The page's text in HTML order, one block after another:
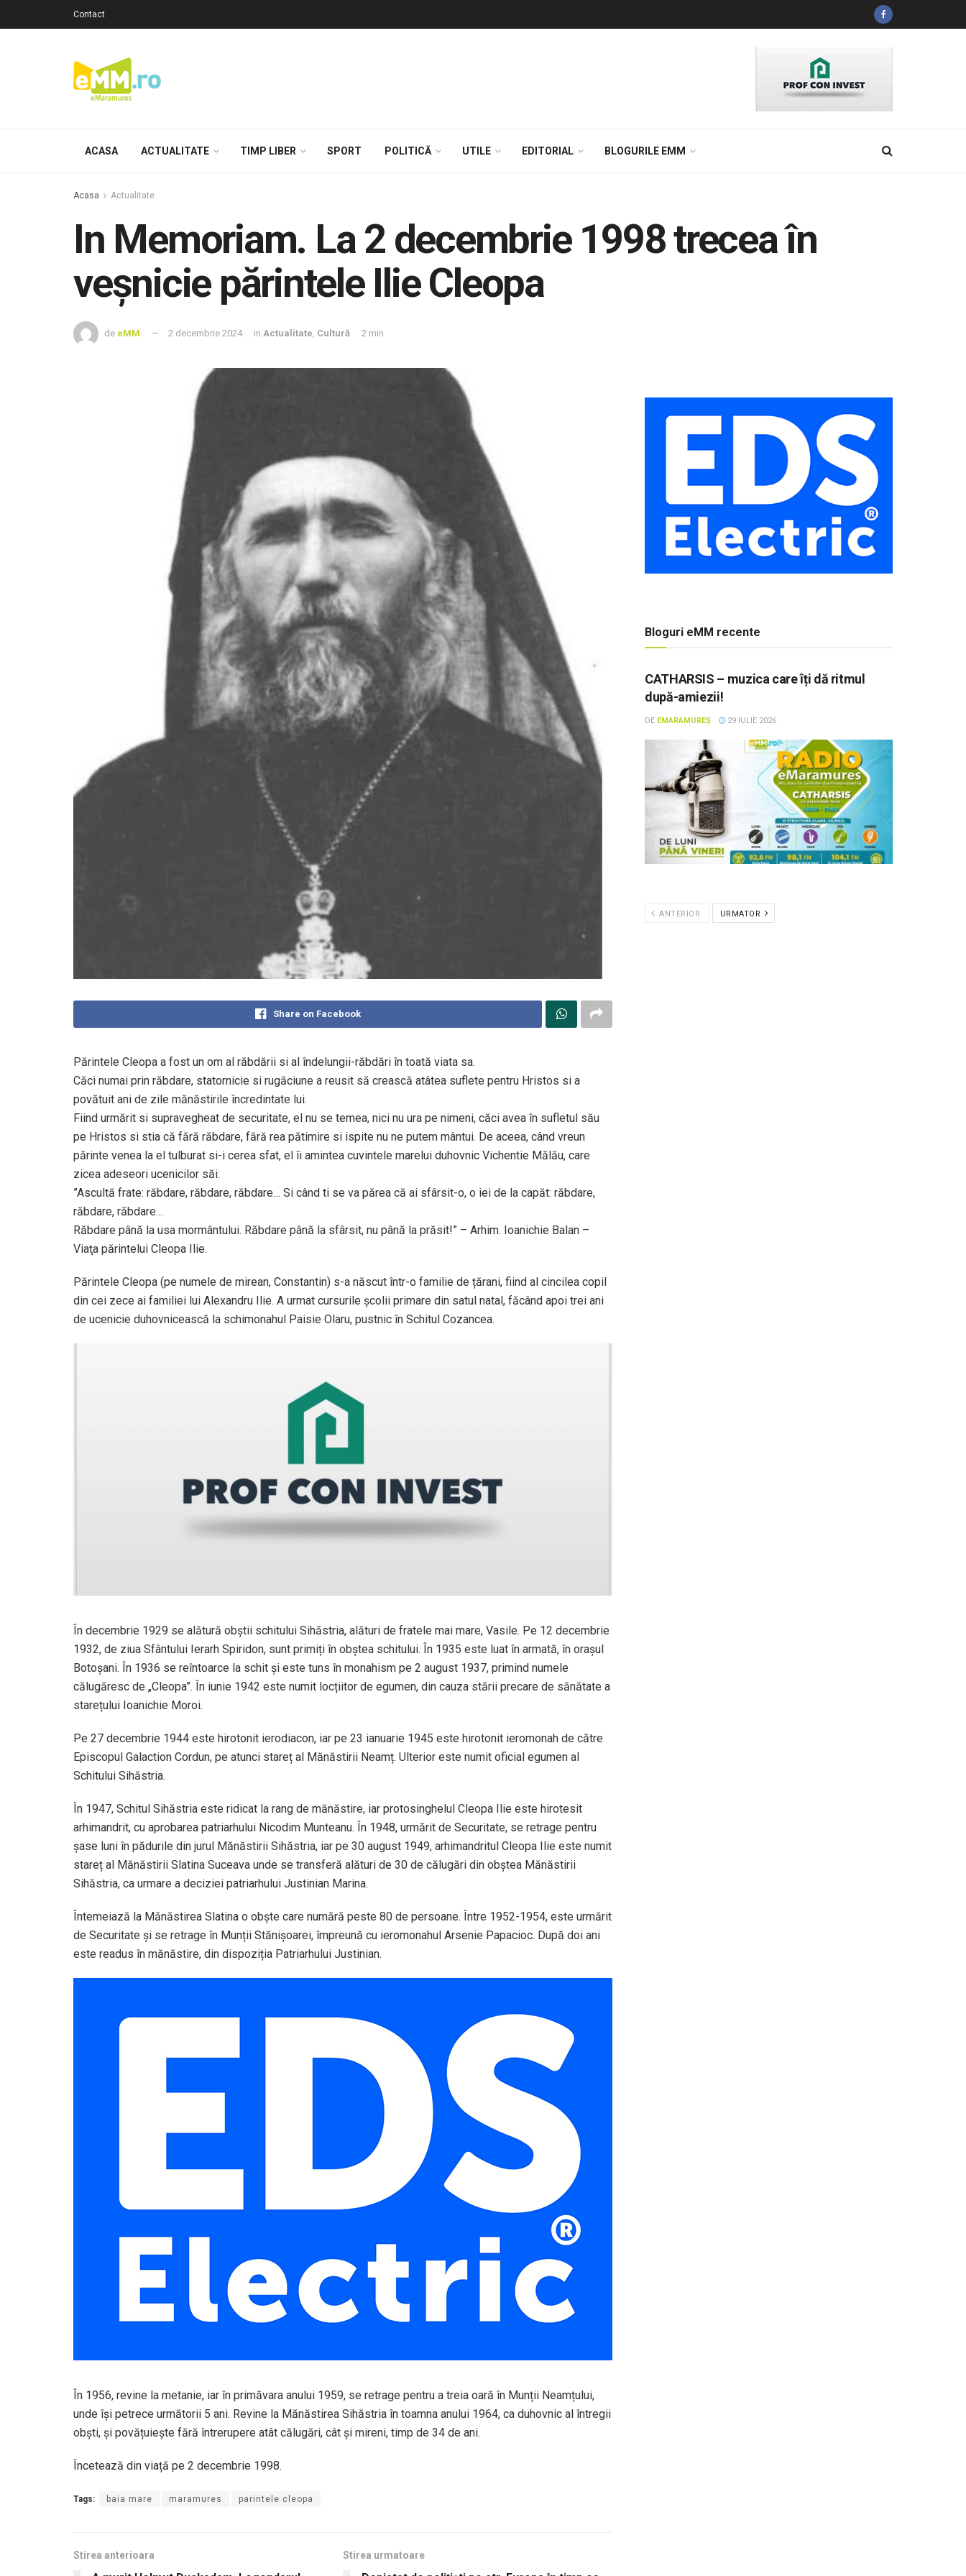
Contact
ACASA ACTUALITATE TIMP LIBER SPORT POLITICĂ UTILE EDITORIAL BLOGURILE EMM
Acasa Actualitate
In Memoriam. La 2 decembrie 1998 trecea în
veșnicie părintele Ilie Cleopa
de eMM 2 decembrie 2024 in Actualitate, Cultură 2 min
Share on Facebook
Părintele Cleopa a fost un om al răbdării si al îndelungii-răbdări în toată viata sa.
Căci numai prin răbdare, statornicie si rugăciune a reusit să crească atâtea suflete pentru Hristos si a
povătuit ani de zile mănăstirile încredintate lui.
Fiind urmărit si supravegheat de securitate, el nu se temea, nici nu ura pe nimeni, căci avea în sufletul său
pe Hristos si stia că fără răbdare, fără rea pătimire si ispite nu ne putem mântui. De aceea, când vreun
părinte venea la el tulburat si-i cerea sfat, el îi amintea cuvintele marelui duhovnic Vichentie Mălău, care
zicea adeseori ucenicilor săi:
”Ascultă frate: răbdare, răbdare, răbdare… Si când ti se va părea că ai sfârsit-o, o iei de la capăt: răbdare,
răbdare, răbdare…
Răbdare până la usa mormântului. Răbdare până la sfârsit, nu până la prăsit!” – Arhim. Ioanichie Balan –
Viaţa părintelui Cleopa Ilie.
Părintele Cleopa (pe numele de mirean, Constantin) s-a născut într-o familie de țărani, fiind al cincilea copil
din cei zece ai familiei lui Alexandru Ilie. A urmat cursurile școlii primare din satul natal, făcând apoi trei ani
de ucenicie duhovnicească la schimonahul Paisie Olaru, pustnic în Schitul Cozancea.
În decembrie 1929 se alătură obștii schitului Sihăstria, alături de fratele mai mare, Vasile. Pe 12 decembrie
1932, de ziua Sfântului Ierarh Spiridon, sunt primiți în obștea schitului. În 1935 este luat în armată, în orașul
Botoșani. În 1936 se reîntoarce la schit și este tuns în monahism pe 2 august 1937, primind numele
călugăresc de „Cleopa”. În iunie 1942 este numit locțiitor de egumen, din cauza stării precare de sănătate a
starețului Ioanichie Moroi.
Pe 27 decembrie 1944 este hirotonit ierodiacon, iar pe 23 ianuarie 1945 este hirotonit ieromonah de către
Episcopul Galaction Cordun, pe atunci stareț al Mănăstirii Neamț. Ulterior este numit oficial egumen al
Schitului Sihăstria.
În 1947, Schitul Sihăstria este ridicat la rang de mănăstire, iar protosinghelul Cleopa Ilie este hirotesit
arhimandrit, cu aprobarea patriarhului Nicodim Munteanu. În 1948, urmărit de Securitate, se retrage pentru
șase luni în pădurile din jurul Mănăstirii Sihăstria, iar pe 30 august 1949, arhimandritul Cleopa Ilie este numit
stareț al Mănăstirii Slatina Suceava unde se transferă alături de 30 de călugări din obștea Mănăstirii
Sihăstria, ca urmare a deciziei patriarhului Justinian Marina.
Întemeiază la Mănăstirea Slatina o obște care numără peste 80 de persoane. Între 1952-1954, este urmărit
de Securitate și se retrage în Munții Stănișoarei, împreună cu ieromonahul Arsenie Papacioc. După doi ani
este readus în mănăstire, din dispoziția Patriarhului Justinian.
În 1956, revine la metanie, iar în primăvara anului 1959, se retrage pentru a treia oară în Munții Neamțului,
unde își petrece următorii 5 ani. Revine la Mănăstirea Sihăstria în toamna anului 1964, ca duhovnic al întregii
obști, și povățuiește fără întrerupere atât călugări, cât și mireni, timp de 34 de ani.
Încetează din viață pe 2 decembrie 1998.
Tags: baia mare maramures parintele cleopa
Stirea anterioara Stirea urmatoare
Bloguri eMM recente
CATHARSIS – muzica care îți dă ritmul
după-amiezii!
DE EMARAMUREȘ 29 IULIE 2026
ANTERIOR URMATOR